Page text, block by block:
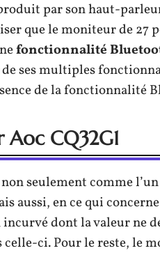
par son haut-
que le moniteur de 27
fonctionnalité
ses multiples
de la fonctionnalité
Aoc CQ32G1
seulement comme
aussi, en ce qui
dont la valeur ne
ci. Pour le reste, le